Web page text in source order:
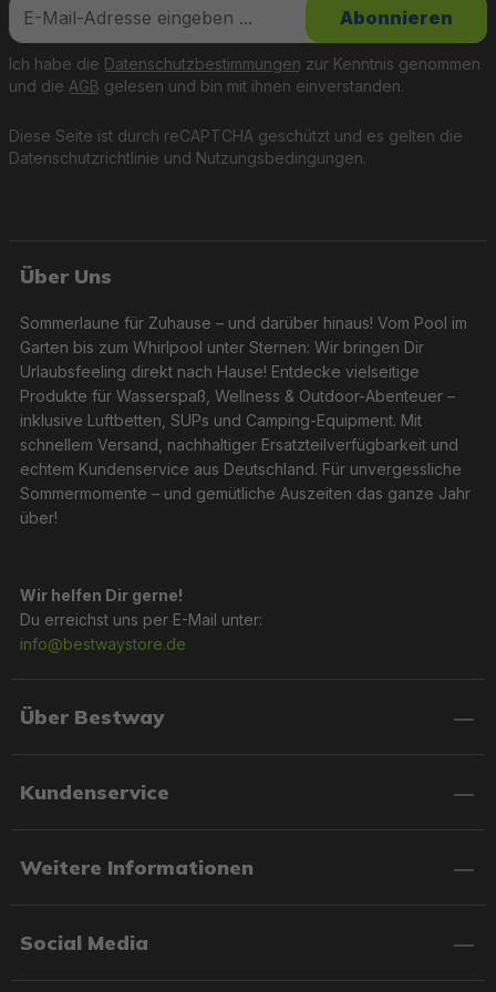
Diese Seite ist durch reCAPTCHA geschützt und es gelten die
Datenschutzrichtlinie und Nutzungsbedingungen.
Ich habe die Datenschutzbestimmungen zur Kenntnis genommen
und die AGB gelesen und bin mit ihnen einverstanden.
Abonnieren
Über Uns
Sommerlaune für Zuhause – und darüber hinaus! Vom Pool im
Garten bis zum Whirlpool unter Sternen: Wir bringen Dir
Urlaubsfeeling direkt nach Hause! Entdecke vielseitige
Produkte für Wasserspaß, Wellness & Outdoor-Abenteuer –
inklusive Luftbetten, SUPs und Camping-Equipment. Mit
schnellem Versand, nachhaltiger Ersatzteilverfügbarkeit und
echtem Kundenservice aus Deutschland. Für unvergessliche
Sommermomente – und gemütliche Auszeiten das ganze Jahr
über!
Wir helfen Dir gerne!
Du erreichst uns per E-Mail unter:
info@bestwaystore.de
Über Bestway
Kundenservice
Weitere Informationen
Social Media